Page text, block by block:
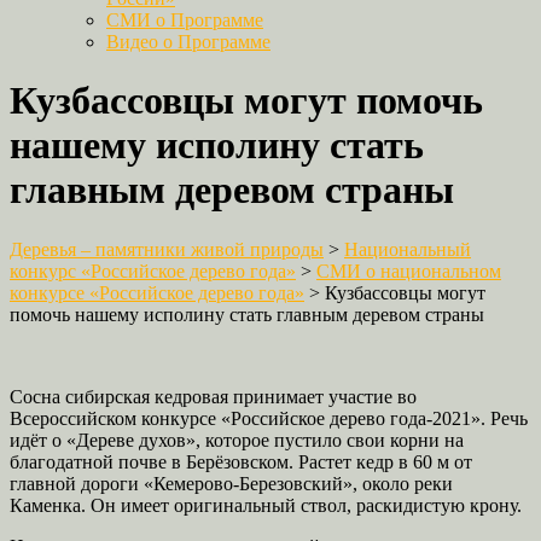
СМИ о Программе
Видео о Программе
Кузбассовцы могут помочь
нашему исполину стать
главным деревом страны
Деревья – памятники живой природы > Национальный
конкурс «Российское дерево года» > СМИ о национальном
конкурсе «Российское дерево года» > Кузбассовцы могут
помочь нашему исполину стать главным деревом страны
Сосна сибирская кедровая принимает участие во
Всероссийском конкурсе «Российское дерево года-2021». Речь
идёт о «Дереве духов», которое пустило свои корни на
благодатной почве в Берёзовском. Растет кедр в 60 м от
главной дороги «Кемерово-Березовский», около реки
Каменка. Он имеет оригинальный ствол, раскидистую крону.